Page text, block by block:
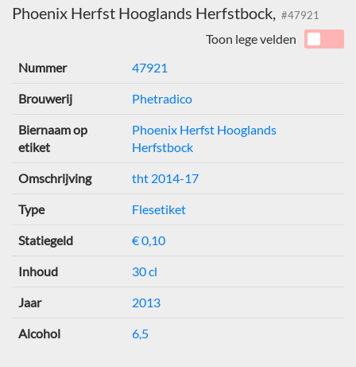
Phoenix Herfst Hooglands Herfstbock, #47921
Toon lege velden
Nummer
47921
Brouwerij Phetradico
Biernaam op
etiket
Phoenix Herfst Hooglands
Herfstbock
Omschrijving tht 2014-17
Type Flesetiket
Statiegeld € 0,10
Inhoud 30 cl
Jaar 2013
Alcohol 6,5